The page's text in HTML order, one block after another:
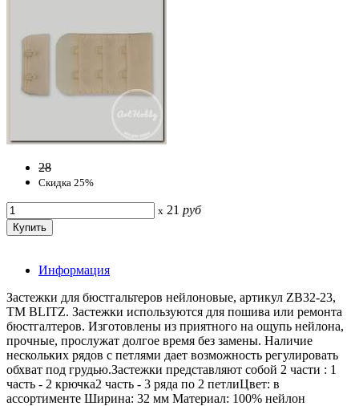
28
Скидка 25%
x 21 руб
Информация
Застежки для бюстгальтеров нейлоновые, артикул ZB32-23,
ТМ BLITZ. Застежки используются для пошива или ремонта
бюстгалтеров. Изготовлены из приятного на ощупь нейлона,
прочные, прослужат долгое время без замены. Наличие
нескольких рядов с петлями дает возможность регулировать
обхват под грудью.Застежки представляют собой 2 части : 1
часть - 2 крючка2 часть - 3 ряда по 2 петлиЦвет: в
ассортименте Ширина: 32 мм Материал: 100% нейлон